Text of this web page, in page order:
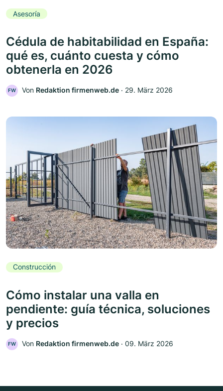
Asesoría
Cédula de habitabilidad en España:
qué es, cuánto cuesta y cómo
obtenerla en 2026
FW Von Redaktion firmenweb.de ‧ 29. März 2026
Construcción
Cómo instalar una valla en
pendiente: guía técnica, soluciones
y precios
FW Von Redaktion firmenweb.de ‧ 09. März 2026